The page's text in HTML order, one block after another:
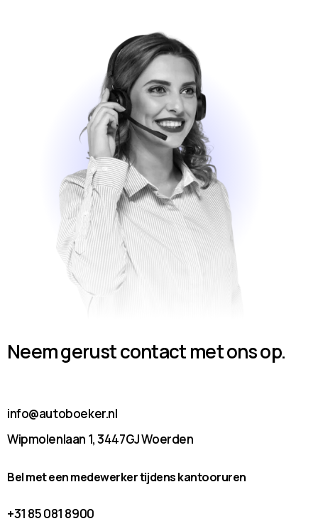
Neem gerust contact met ons op.
info@autoboeker.nl
Wipmolenlaan 1, 3447GJ Woerden
Bel met een medewerker tijdens kantooruren
+31 85 081 8900